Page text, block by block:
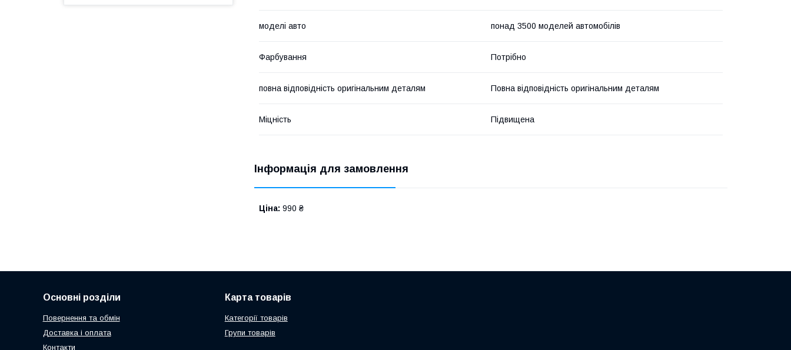
моделі авто понад 3500 моделей автомобілів
Фарбування Потрібно
повна відповідність оригінальним деталям Повна відповідність оригінальним деталям
Міцність Підвищена
Інформація для замовлення
Ціна: 990 ₴
Основні розділи
Повернення та обмін
Доставка і оплата
Контакти
Карта товарів
Категорії товарів
Групи товарів